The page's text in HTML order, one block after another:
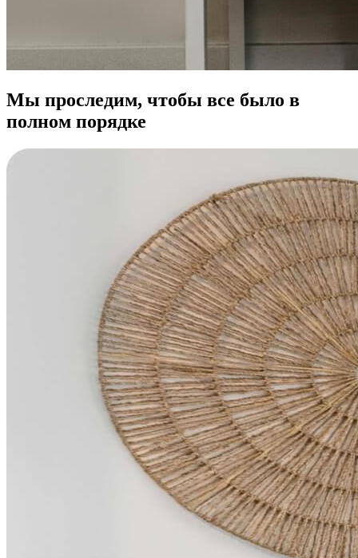
Мы проследим, чтобы все было в
полном порядке